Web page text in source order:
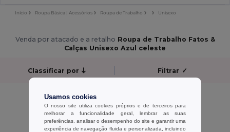
Início Roupa Básica | Acessórios Roupa de Trabalho Unisexo
Venda por atacado e a retalho Roupa de Trabalho Fatos &
Calças Unisexo Azul celeste
Classificar por Filtrar ✓
Sem resultados.
Sem resultados.
Exibindo Todos Os Produtos.
Usamos cookies
O nosso site utiliza cookies próprios e de terceiros para
melhorar a funcionalidade geral, lembrar as suas
preferências, analisar o desempenho do site e garantir uma
experiência de navegação fluida e personalizada, incluindo